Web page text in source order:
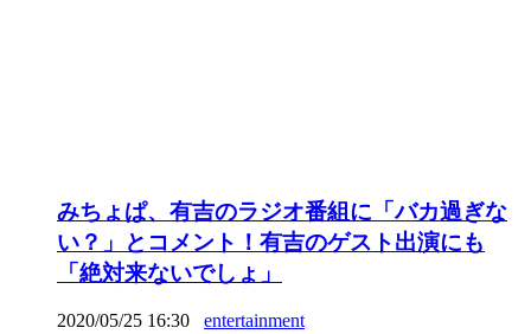
みちょぱ、有吉のラジオ番組に「バカ過ぎな
い？」とコメント！有吉のゲスト出演にも
「絶対来ないでしょ」
2020/05/25 16:30 entertainment